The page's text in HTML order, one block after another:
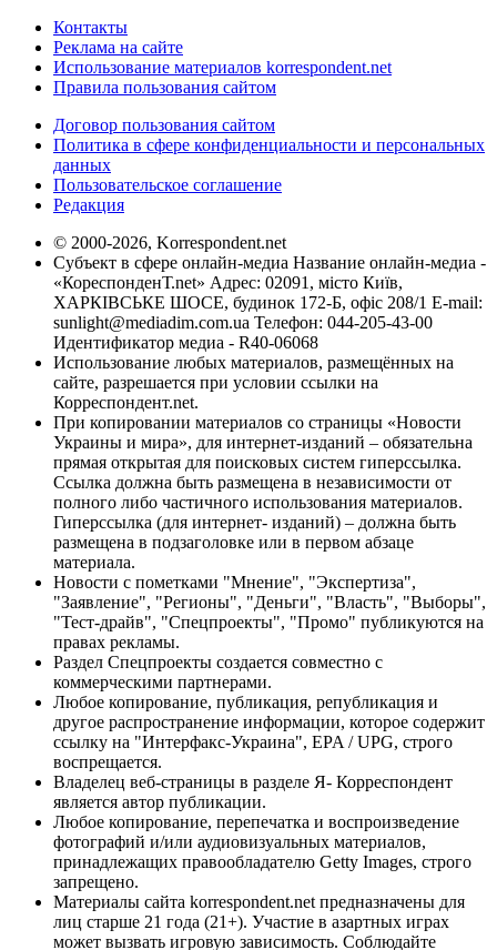
Контакты
Реклама на сайте
Использование материалов korrespondent.net
Правила пользования сайтом
Договор пользования сайтом
Политика в сфере конфиденциальности и персональных
данных
Пользовательское соглашение
Редакция
© 2000-2026, Korrespondent.net
Субъект в сфере онлайн-медиа Название онлайн-медиа -
«КореспонденТ.net» Адрес: 02091, місто Київ,
ХАРКІВСЬКЕ ШОСЕ, будинок 172-Б, офіс 208/1 E-mail:
sunlight@mediadim.com.ua Телефон: 044-205-43-00
Идентификатор медиа - R40-06068
Использование любых материалов, размещённых на
сайте, разрешается при условии ссылки на
Корреспондент.net.
При копировании материалов со страницы «Новости
Украины и мира», для интернет-изданий – обязательна
прямая открытая для поисковых систем гиперссылка.
Ссылка должна быть размещена в независимости от
полного либо частичного использования материалов.
Гиперссылка (для интернет- изданий) – должна быть
размещена в подзаголовке или в первом абзаце
материала.
Новости с пометками "Мнение", "Экспертиза",
"Заявление", "Регионы", "Деньги", "Власть", "Выборы",
"Тест-драйв", "Спецпроекты", "Промо" публикуются на
правах рекламы.
Раздел Спецпроекты создается совместно с
коммерческими партнерами.
Любое копирование, публикация, републикация и
другое распространение информации, которое содержит
ссылку на "Интерфакс-Украина", EPA / UPG, строго
воспрещается.
Владелец веб-страницы в разделе Я- Корреспондент
является автор публикации.
Любое копирование, перепечатка и воспроизведение
фотографий и/или аудиовизуальных материалов,
принадлежащих правообладателю Getty Images, строго
запрещено.
Материалы сайта korrespondent.net предназначены для
лиц старше 21 года (21+). Участие в азартных играх
может вызвать игровую зависимость. Соблюдайте